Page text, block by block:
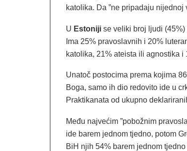
katolika. Da ”ne pripadaju
U Estonijise veliki broj ljudi
Ima 25% pravoslavnih i 20%
katolika, 21% ateista ili agnostika i
Unatoč postocima prema kojima
Boga, samo ih dio redovito ide u
Praktikanata od ukupno
Među najvećim ”pobožnim
ide barem jednom tjedno, potom
BiH njih 54% barem jednom